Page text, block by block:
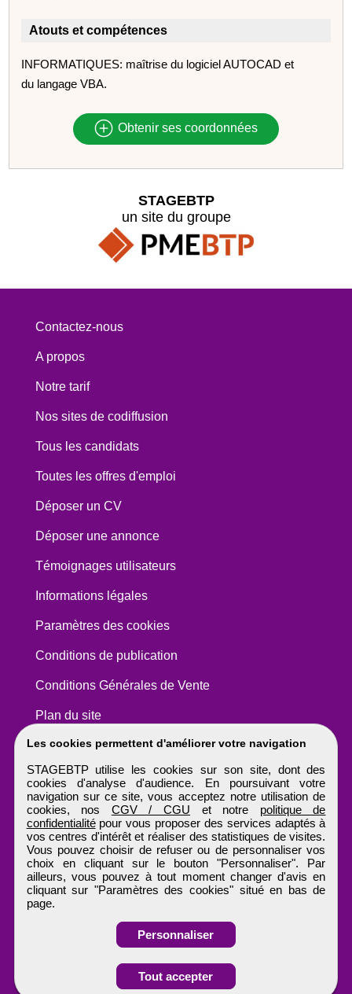
Obtenir ses
coordonnées
Atouts et compétences
INFORMATIQUES: maîtrise du logiciel AUTOCAD et
du langage VBA.
Obtenir ses coordonnées
Les cookies permettent d'améliorer votre navigation
STAGEBTP utilise les cookies sur son site, dont des
cookies d'analyse d'audience. En poursuivant votre
navigation sur ce site, vous acceptez notre utilisation de
cookies, nos CGV / CGU et notre politique de
confidentialitépour vous proposer des services adaptés à
vos centres d'intérêt et réaliser des statistiques de visites.
Vous pouvez choisir de refuser ou de personnaliser vos
choix en cliquant sur le bouton "Personnaliser". Par
ailleurs, vous pouvez à tout moment changer d'avis en
cliquant sur "Paramètres des cookies" situé en bas de
page.
Personnaliser
Tout accepter
STAGEBTP
un site du groupe
Contactez-nous
A propos
Notre tarif
Nos sites de codiffusion
Tous les candidats
Toutes les offres d'emploi
Déposer un CV
Déposer une annonce
Témoignages utilisateurs
Informations légales
Paramètres des cookies
Conditions de publication
Conditions Générales de Vente
Plan du site
STAGEBTP